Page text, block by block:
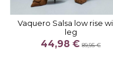
Vaquero Salsa low rise
leg
44,98 € 89,95 €